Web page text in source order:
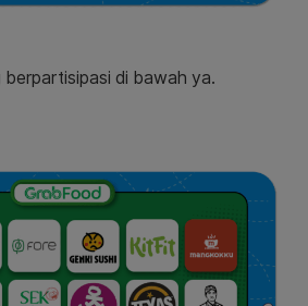
berpartisipasi di bawah ya.